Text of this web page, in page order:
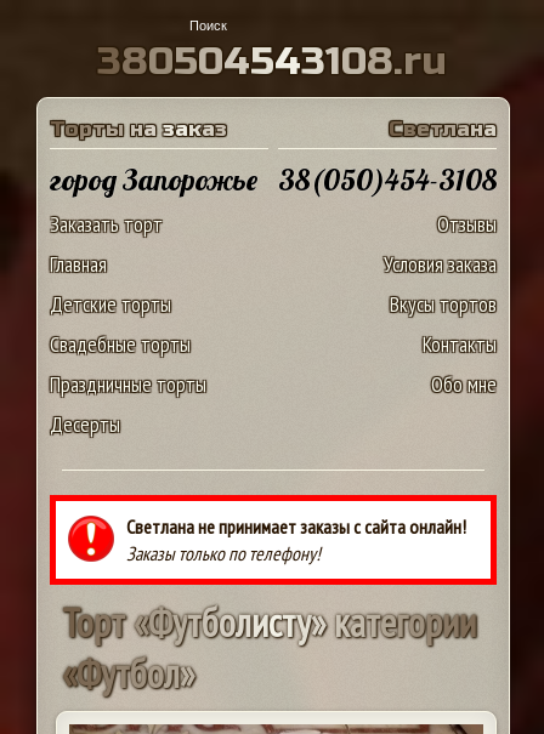
380504543108.ru
Торты на заказ
город Запорожье
Заказать торт
Главная
Детские торты
Свадебные торты
Праздничные торты
Десерты
Светлана
38(050)454-3108
Отзывы
Условия заказа
Вкусы тортов
Контакты
Обо мне
Светлана не принимает заказы с сайта онлайн!
Заказы только по телефону!
Торт«Футболисту»категории
«Футбол»